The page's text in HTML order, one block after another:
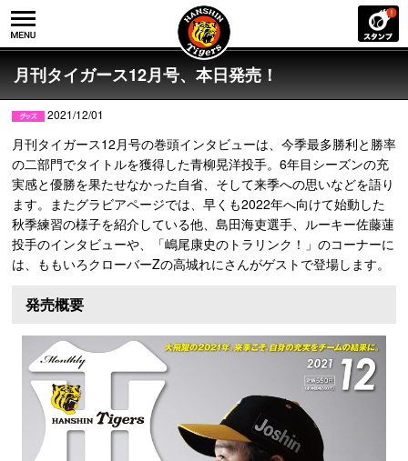
月刊タイガース12月号、本日発売！
2021/12/01
月刊タイガース12月号の巻頭インタビューは、今季最多勝利と勝率
の二部門でタイトルを獲得した青柳晃洋投手。6年目シーズンの充
実感と優勝を果たせなかった自省、そして来季への思いなどを語り
ます。またグラビアページでは、早くも2022年へ向けて始動した
秋季練習の様子を紹介している他、島田海吏選手、ルーキー佐藤蓮
投手のインタビューや、「嶋尾康史のトラリンク！」のコーナーに
は、ももいろクローバーZの高城れにさんがゲストで登場します。
発売概要